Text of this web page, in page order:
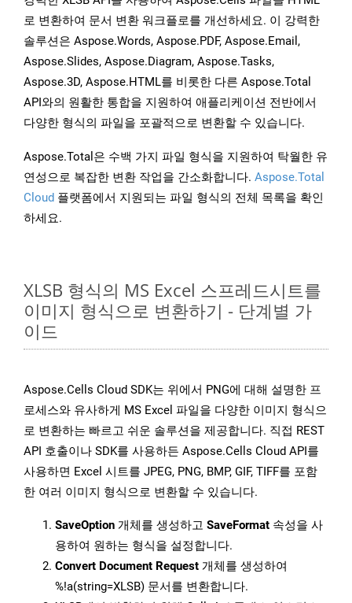
로 변환하여 문서 변환 워크플로를 개선하세요. 이 강력한
솔루션은 Aspose.Words, Aspose.PDF, Aspose.Email,
Aspose.Slides, Aspose.Diagram, Aspose.Tasks,
Aspose.3D, Aspose.HTML를 비롯한 다른 Aspose.Total
API와의 원활한 통합을 지원하여 애플리케이션 전반에서
다양한 형식의 파일을 포괄적으로 변환할 수 있습니다.
Aspose.Total은 수백 가지 파일 형식을 지원하여 탁월한 유
연성으로 복잡한 변환 작업을 간소화합니다. Aspose.Total
Cloud 플랫폼에서 지원되는 파일 형식의 전체 목록을 확인
하세요.
XLSB 형식의 MS Excel 스프레드시트를
이미지 형식으로 변환하기 - 단계별 가
이드
Aspose.Cells Cloud SDK는 위에서 PNG에 대해 설명한 프
로세스와 유사하게 MS Excel 파일을 다양한 이미지 형식으
로 변환하는 빠르고 쉬운 솔루션을 제공합니다. 직접 REST
API 호출이나 SDK를 사용하든 Aspose.Cells Cloud API를
사용하면 Excel 시트를 JPEG, PNG, BMP, GIF, TIFF를 포함
한 여러 이미지 형식으로 변환할 수 있습니다.
SaveOption 개체를 생성하고 SaveFormat 속성을 사
용하여 원하는 형식을 설정합니다.
Convert Document Request 개체를 생성하여
%!a(string=XLSB) 문서를 변환합니다.